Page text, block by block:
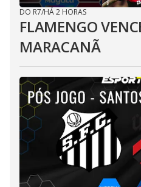
DO R7/HÁ 2 HORAS
FLAMENGO
MARACANÃ